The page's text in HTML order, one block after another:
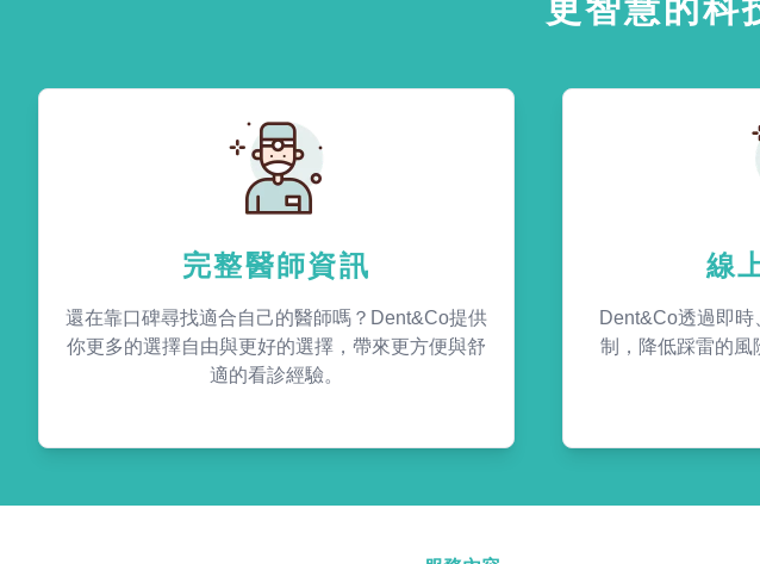
更智慧的科
完整醫師資訊
還在靠口碑尋找適合自己的醫師嗎？Dent&Co提供
你更多的選擇自由與更好的選擇，帶來更方便與舒
適的看診經驗。
線
Dent&Co透過即
制，降低踩雷的風